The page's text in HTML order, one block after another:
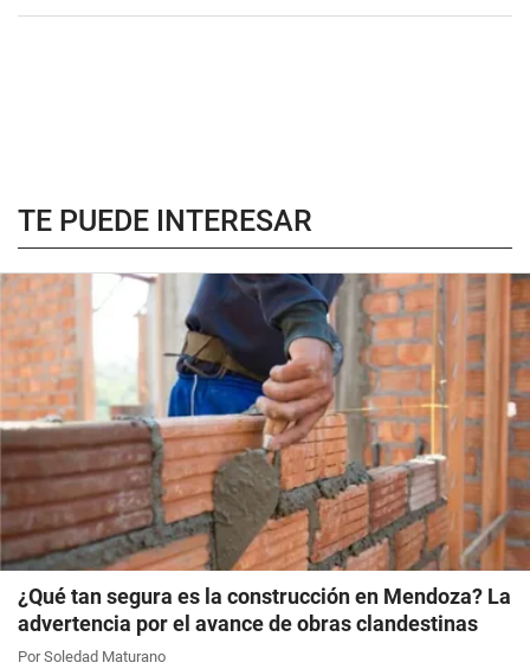
TE PUEDE INTERESAR
¿Qué tan segura es la construcción en Mendoza? La
advertencia por el avance de obras clandestinas
Por Soledad Maturano